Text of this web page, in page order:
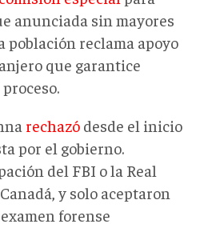
anunciada sin mayores
población reclama apoyo
que garantice
rechazó desde el inicio
por el gobierno.
del FBI o la Real
y solo aceptaron
forense